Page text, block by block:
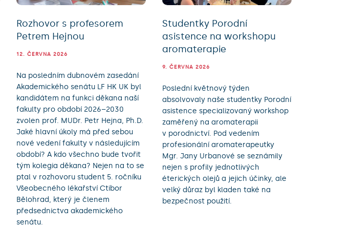
Rozhovor s profesorem
Petrem Hejnou
12. ČERVNA 2026
Na posledním dubnovém zasedání
Akademického senátu LF HK UK byl
kandidátem na funkci děkana naší
fakulty pro období 2026–2030
zvolen prof. MUDr. Petr Hejna, Ph.D.
Jaké hlavní úkoly má před sebou
nové vedení fakulty v následujícím
období? A kdo všechno bude tvořit
tým kolegia děkana? Nejen na to se
ptal v rozhovoru student 5. ročníku
Všeobecného lékařství Ctibor
Bělohrad, který je členem
předsednictva akademického
senátu.
Studentky Porodní
asistence na workshopu
aromaterapie
9. ČERVNA 2026
Poslední květnový týden
absolvovaly naše studentky Porodní
asistence specializovaný workshop
zaměřený na aromaterapii
v porodnictví. Pod vedením
profesionální aromaterapeutky
Mgr. Jany Urbanové se seznámily
nejen s profily jednotlivých
éterických olejů a jejich účinky, ale
velký důraz byl kladen také na
bezpečnost použití.